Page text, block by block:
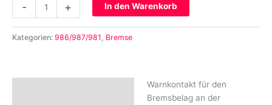
- + In den Warenkorb
Kategorien: 986/987/981 Bremse
Warnkontakt für den
Bremsbelag an der